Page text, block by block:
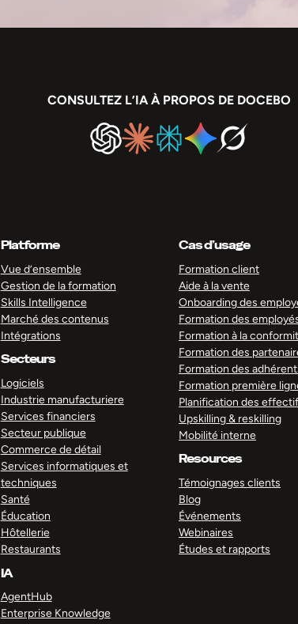
CONSULTEZ L’IA À PROPOS DE DOCEBO
Platforme
Vue d’ensemble
Gestion de la formation
Skills Intelligence
Marché des contenus
Intégrations
Secteurs
Logiciels
Industrie manufacturiere
Services financiers
Secteur publique
Commerce de détail
Services informatiques et
techniques
Santé
Éducation
Hôtellerie
Restaurants
IA
AgentHub
Enterprise Knowledge
Cas d’usage
Formation client
Aide à la vente
Onboarding des
Formation des
Formation à la
Formation des
Formation des
Formation première
Planification des
Upskilling & reskilling
Mobilité interne
Resources
Témoignages clients
Blog
Événements
Webinaires
Études et rapports